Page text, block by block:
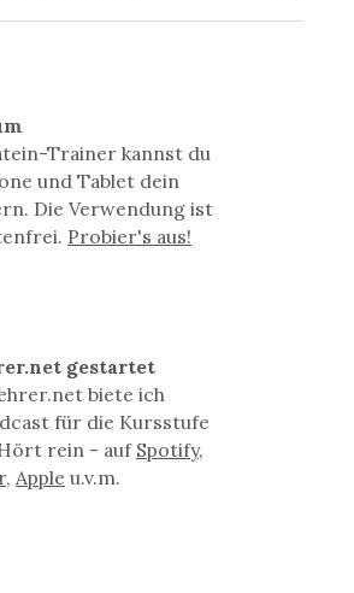
Trainer kannst du
und Tablet dein
Die Verwendung ist
Probier's aus!
gestartet
biete ich
für die Kursstufe
rein - aufSpotify,
,Apple u.v.m.